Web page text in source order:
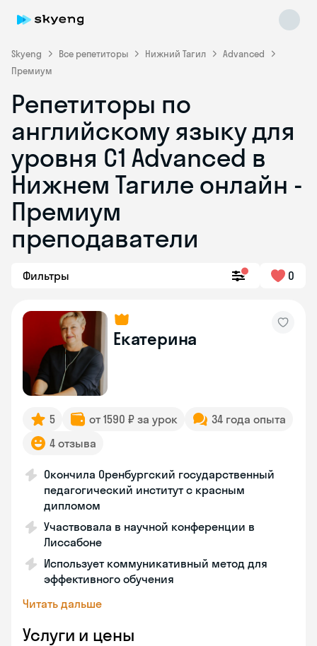
Skyeng Все репетиторы Нижний Тагил
Advanced
Премиум
Репетиторы по
английскому языку для
уровня C1 Advanced в
Нижнем Тагиле онлайн -
Премиум
преподаватели
Фильтры 0
Екатерина
5 от 1590 ₽ за урок
34 года опыта
4 отзыва
Окончила Оренбургский государственный
педагогический институт с красным
дипломом
Участвовала в научной конференции в
Лиссабоне
Использует коммуникативный метод для
эффективного обучения
Читать дальше
Услуги и цены
Skyeng Chat